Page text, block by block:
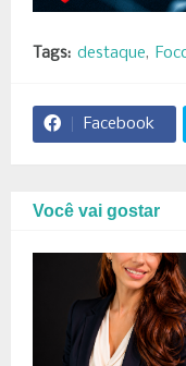
Tags: destaque
Facebook
Você vai gostar